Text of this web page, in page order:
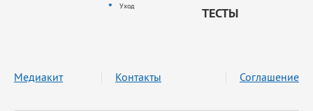
Уход
ТЕСТЫ
Медиакит Контакты Соглашение